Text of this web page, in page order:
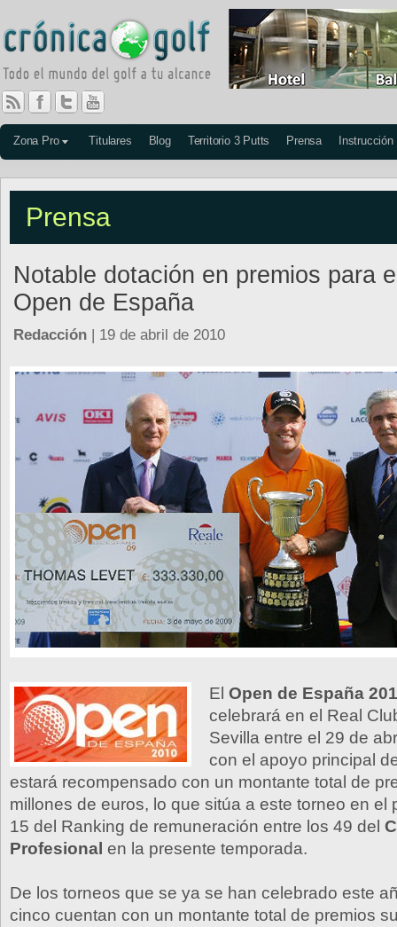
Zona Pro Titulares Blog Territorio 3 Putts Prensa Instrucción
Prensa
Notable dotación en premios para
Open de España
Redacción | 19 de abril de 2010
El Open de España
celebrará en el Real
Sevilla entre el 29 de
con el apoyo principal
estará recompensado con un montante total de
millones de euros, lo que sitúa a este torneo en el
15 del Ranking de remuneración entre los 49 del
Profesional en la presente temporada.
De los torneos que se ya se han celebrado este
cinco cuentan con un montante total de premios